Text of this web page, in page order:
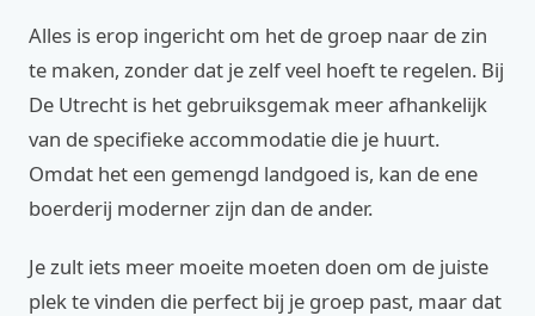
Alles is erop ingericht om het de groep naar de zin
te maken, zonder dat je zelf veel hoeft te regelen. Bij
De Utrecht is het gebruiksgemak meer afhankelijk
van de specifieke accommodatie die je huurt.
Omdat het een gemengd landgoed is, kan de ene
boerderij moderner zijn dan de ander.
Je zult iets meer moeite moeten doen om de juiste
plek te vinden die perfect bij je groep past, maar dat